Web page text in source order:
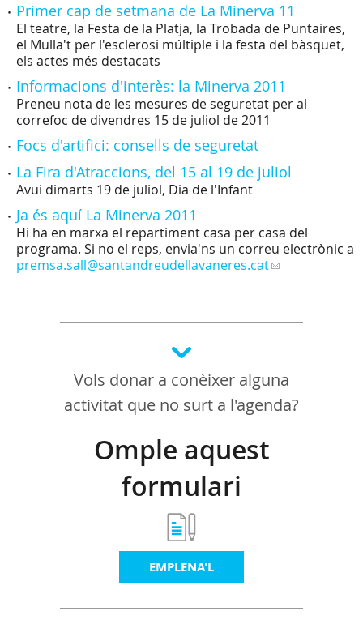
Primer cap de setmana de La Minerva 11
El teatre, la Festa de la Platja, la Trobada de Puntaires,
el Mulla't per l'esclerosi múltiple i la festa del bàsquet,
els actes més destacats
Informacions d'interès: la Minerva 2011
Preneu nota de les mesures de seguretat per al
correfoc de divendres 15 de juliol de 2011
Focs d'artifici: consells de seguretat
La Fira d'Atraccions, del 15 al 19 de juliol
Avui dimarts 19 de juliol, Dia de l'Infant
Ja és aquí La Minerva 2011
Hi ha en marxa el repartiment casa per casa del
programa. Si no el reps, envia'ns un correu electrònic a
premsa.sall@santandreudellavaneres.cat
Vols donar a conèixer alguna
activitat que no surt a l'agenda?
Omple aquest
formulari
EMPLENA'L